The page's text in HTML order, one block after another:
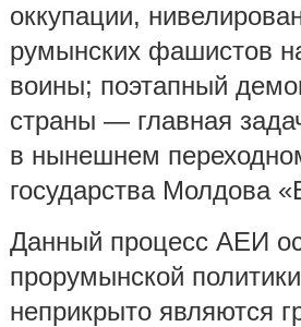
оккупации,
румынских фашистов
воины; поэтапный
страны — главная
в нынешнем
государства Молдова
Данный процесс АЕИ
прорумынской
неприкрыто являются